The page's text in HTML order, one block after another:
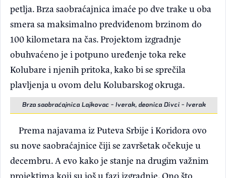
petlja. Brza saobraćajnica imaće po dve trake u oba
smera sa maksimalno predviđenom brzinom do
100 kilometara na čas. Projektom izgradnje
obuhvaćeno je i potpuno uređenje toka reke
Kolubare i njenih pritoka, kako bi se sprečila
plavljenja u ovom delu Kolubarskog okruga.
Brza saobraćajnica Lajkovac - Iverak, deonica Divci - Iverak
Prema najavama iz Puteva Srbije i Koridora ovo
su nove saobraćajnice čiji se završetak očekuje u
decembru. A evo kako je stanje na drugim važnim
projektima koji su još u fazi izgradnje. Ono što